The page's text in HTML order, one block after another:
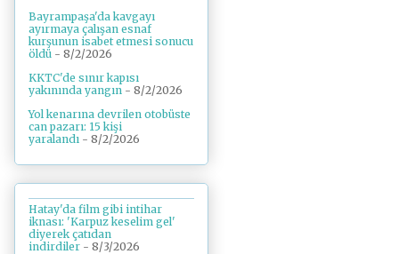
Bayrampaşa'da kavgayı
ayırmaya çalışan esnaf
kurşunun isabet etmesi sonucu
öldü - 8/2/2026
KKTC'de sınır kapısı
yakınında yangın - 8/2/2026
Yol kenarına devrilen otobüste
can pazarı: 15 kişi
yaralandı - 8/2/2026
Hatay'da film gibi intihar
iknası: 'Karpuz keselim gel'
diyerek çatıdan
indirdiler - 8/3/2026